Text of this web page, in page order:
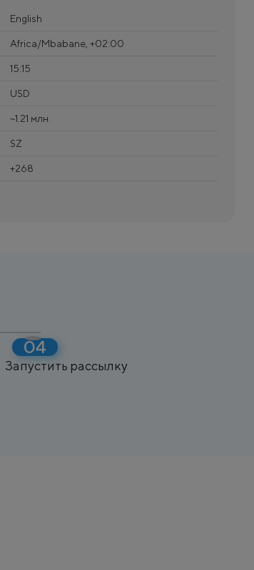
English
Africa/Mbabane, +02:00
15:15
USD
~1.21 млн.
SZ
+268
Запустить рассылку